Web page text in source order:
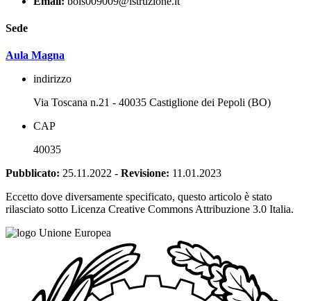
Sede
Aula Magna
indirizzo
Via Toscana n.21 - 40035 Castiglione dei Pepoli (BO)
CAP
40035
Pubblicato: 25.11.2022 - Revisione: 11.01.2023
Eccetto dove diversamente specificato, questo articolo è stato
rilasciato sotto Licenza Creative Commons Attribuzione 3.0 Italia.